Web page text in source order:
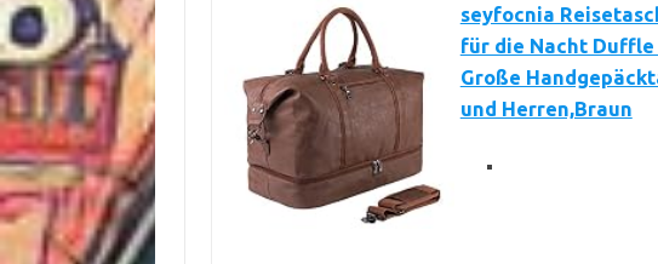
seyfocnia
für die Nacht Duffle
Große
und Herren,Braun